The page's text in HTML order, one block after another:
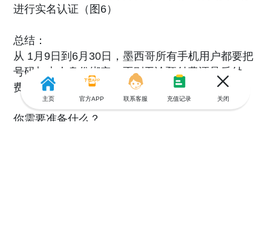
进行实名认证（图6）
总结：
从 1月9日到6月30日，墨西哥所有手机用户都要把
号码与本人身份绑定，否则无论预付费还是后付
费，到期都会被强制停用。
你需要准备什么？
主页 官方APP 联系客服 充值记录 关闭